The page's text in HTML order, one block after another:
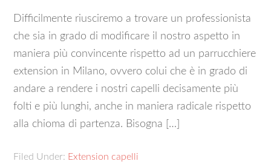
Difficilmente riusciremo a trovare un professionista
che sia in grado di modificare il nostro aspetto in
maniera più convincente rispetto ad un parrucchiere
extension in Milano, ovvero colui che è in grado di
andare a rendere i nostri capelli decisamente più
folti e più lunghi, anche in maniera radicale rispetto
alla chioma di partenza. Bisogna […]
Filed Under: Extension capelli